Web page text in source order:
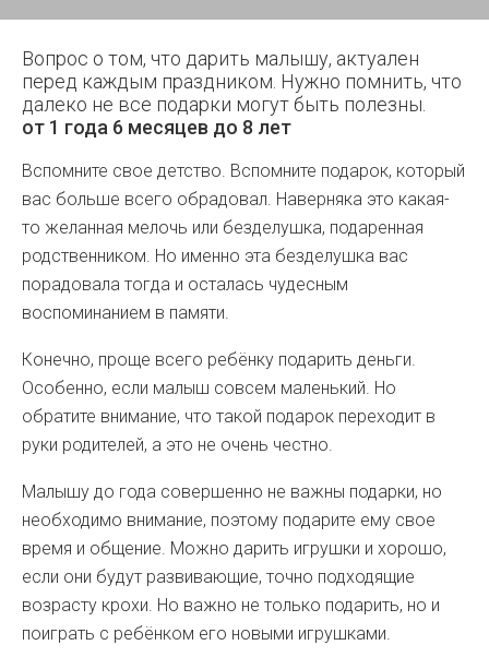
Вопрос о том, что дарить малышу, актуален
перед каждым праздником. Нужно помнить, что
далеко не все подарки могут быть полезны.
от 1 года 6 месяцев до 8 лет
Вспомните свое детство. Вспомните подарок, который
вас больше всего обрадовал. Наверняка это какая-
то желанная мелочь или безделушка, подаренная
родственником. Но именно эта безделушка вас
порадовала тогда и осталась чудесным
воспоминанием в памяти.
Конечно, проще всего ребёнку подарить деньги.
Особенно, если малыш совсем маленький. Но
обратите внимание, что такой подарок переходит в
руки родителей, а это не очень честно.
Малышу до года совершенно не важны подарки, но
необходимо внимание, поэтому подарите ему свое
время и общение. Можно дарить игрушки и хорошо,
если они будут развивающие, точно подходящие
возрасту крохи. Но важно не только подарить, но и
поиграть с ребёнком его новыми игрушками.